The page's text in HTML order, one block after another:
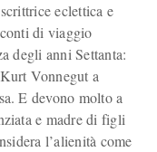
eclettica e
di viaggio
degli anni Settanta:
Vonnegut a
E devono molto a
e madre di figli
l’alienità come